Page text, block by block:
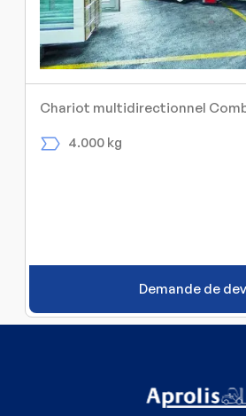
Chariot multidirectionnel
4.000 kg
Demande de